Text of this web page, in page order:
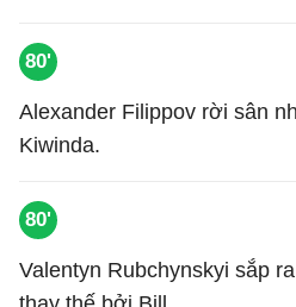
80'
Alexander Filippov rời sân
Kiwinda.
80'
Valentyn Rubchynskyi sắp